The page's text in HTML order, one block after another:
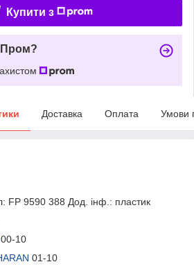
Купити з
Пром?
Доставка Оплата Умови
FP 9590 388 Дод. інф.: пластик
10
01-10